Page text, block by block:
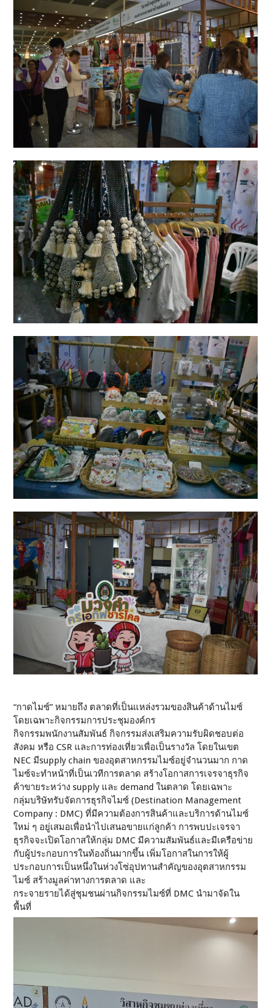
“กาดไมซ์” หมายถึง ตลาดที่เป็นแหล่งรวมของสินค้าด้านไมซ์
โดยเฉพาะกิจกรรมการประชุมองค์กร
กิจกรรมพนักงานสัมพันธ์ กิจกรรมส่งเสริมความรับผิดชอบต่อ
สังคม หรือ CSR และการท่องเที่ยวเพื่อเป็นรางวัล โดยในเขต
NEC มีsupply chain ของอุตสาหกรรมไมซ์อยู่จำนวนมาก กาด
ไมซ์จะทำหน้าที่เป็นเวทีการตลาด สร้างโอกาสการเจรจาธุรกิจ
ค้าขายระหว่าง supply และ demand ในตลาด โดยเฉพาะ
กลุ่มบริษัทรับจัดการธุรกิจไมซ์ (Destination Management
Company : DMC) ที่มีความต้องการสินค้าและบริการด้านไมซ์
ใหม่ ๆ อยู่เสมอเพื่อนำไปเสนอขายแก่ลูกค้า การพบปะเจรจา
ธุรกิจจะเปิดโอกาสให้กลุ่ม DMC มีความสัมพันธ์และมีเครือข่าย
กับผู้ประกอบการในท้องถิ่นมากขึ้น เพิ่มโอกาสในการให้ผู้
ประกอบการเป็นหนึ่งในห่วงโซ่อุปทานสำคัญของอุตสาหกรรม
ไมซ์ สร้างมูลค่าทางการตลาด และ
กระจายรายได้สู่ชุมชนผ่านกิจกรรมไมซ์ที่ DMC นำมาจัดใน
พื้นที่